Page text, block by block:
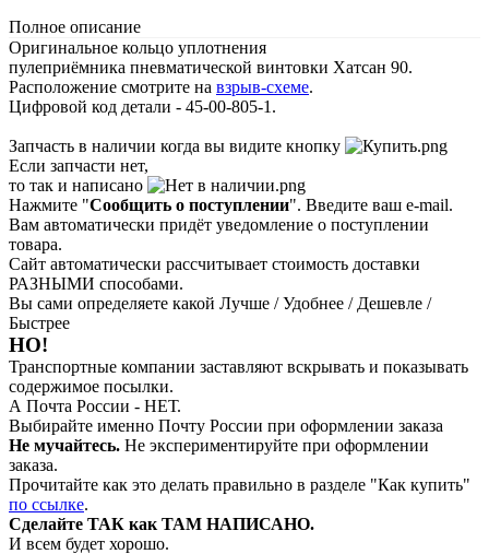
Полное описание
Оригинальное кольцо уплотнения
пулеприёмника пневматической винтовки Хатсан 90.
Расположение смотрите на взрыв-схеме.
Цифровой код детали - 45-00-805-1.
Запчасть в наличии когда вы видите кнопку
Если запчасти нет,
то так и написано
Нажмите "Сообщить о поступлении". Введите ваш e-mail.
Вам автоматически придёт уведомление о поступлении
товара.
Сайт автоматически рассчитывает стоимость доставки
РАЗНЫМИ способами.
Вы сами определяете какой Лучше / Удобнее / Дешевле /
Быстрее
НО!
Транспортные компании заставляют вскрывать и показывать
содержимое посылки.
А Почта России - НЕТ.
Выбирайте именно Почту России при оформлении заказа
Не мучайтесь. Не экспериментируйте при оформлении
заказа.
Прочитайте как это делать правильно в разделе "Как купить"
по ссылке.
Сделайте ТАК как ТАМ НАПИСАНО.
И всем будет хорошо.